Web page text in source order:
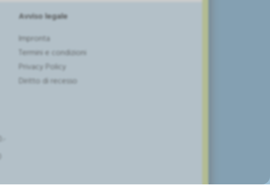
Avviso legale
Impronta
Termini e condizioni
Privacy Policy
Diritto di recesso